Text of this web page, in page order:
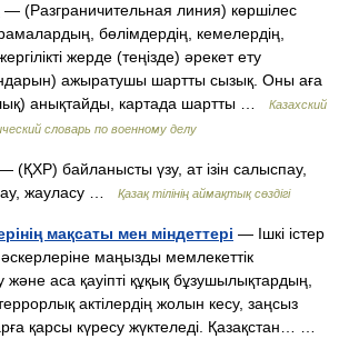
— (Разграничительная линия) көршілес
бөлімдердің, кемелердің,
жерде (теңізде) әрекет ету
ажыратушы шартты сызық. Оны аға
анықтайды, картада шартты …
Казахский
словарь по военному делу
(ҚХР) байланысты үзу, ат ізін салыспау,
жауласу …
Қазақ тілінің аймақтық сөздігі
мақсаты мен міндеттері — Ішкі істер
әскерлеріне маңызды мемлекеттік
және аса қауіпті құқық бұзушылықтардың,
актілердің жолын кесу, заңсыз
қарсы күресу жүктеледі. Қазақстан… …